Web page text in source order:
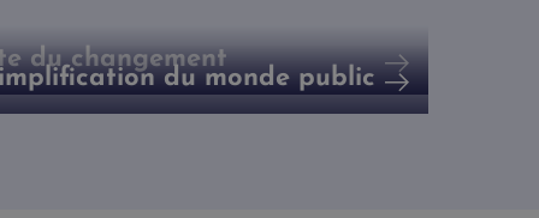
du changement
du monde public